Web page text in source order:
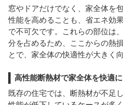
窓やドアだけでなく、家全体を
性能を高めることも、省エネ効
で不可欠です。これらの部位は
分を占めるため、ここからの熱
とで、家全体の快適性が大きく
高性能断熱材で家全体を快適に
既存の住宅では、断熱材が不足